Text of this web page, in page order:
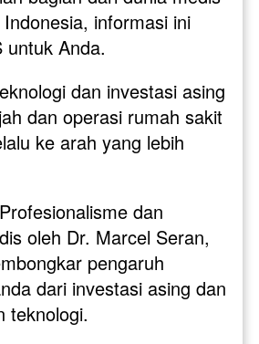
informasi ini
untuk Anda.
dan investasi asing
dan operasi rumah sakit
ke arah yang lebih
dan
oleh Dr. Marcel Seran,
pengaruh
dari investasi asing dan
teknologi.